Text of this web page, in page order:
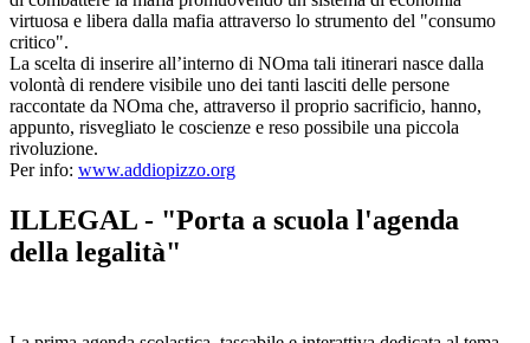
virtuosa e libera dalla mafia attraverso lo strumento del "consumo
critico".
La scelta di inserire all’interno di NOma tali itinerari nasce dalla
volontà di rendere visibile uno dei tanti lasciti delle persone
raccontate da NOma che, attraverso il proprio sacrificio, hanno,
appunto, risvegliato le coscienze e reso possibile una piccola
rivoluzione.
Per info: www.addiopizzo.org
ILLEGAL - "Porta a scuola l'agenda
della legalità"